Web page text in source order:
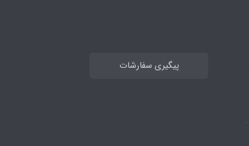
پیگیری سفارشات